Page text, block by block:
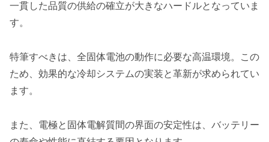
一貫した品質の供給の確立が大きなハードルとなっていま
す。
特筆すべきは、全固体電池の動作に必要な高温環境。この
ため、効果的な冷却システムの実装と革新が求められてい
ます。
また、電極と固体電解質間の界面の安定性は、バッテリー